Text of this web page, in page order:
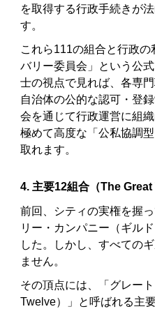
を取得する行政手続きが
す。
これら111の組合と行政の
バリー委員会」という公
士の視点で見れば、各専
自治体の公的な認可・登
会を通じて行政運営に組
極めて高度な「公私協調
取れます。
4. 主要12組合（The
前回、シティの実権を握
リー・カンパニー（ギル
した。しかし、すべての
ません。
その頂点には、「グレー
Twelve）」と呼ばれる主